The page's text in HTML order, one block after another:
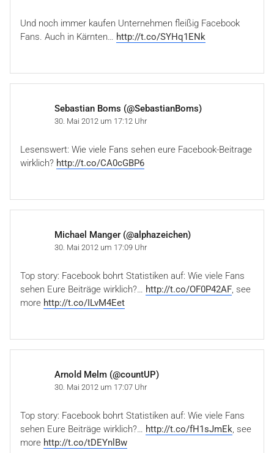
Und noch immer kaufen Unternehmen fleißig Facebook
Fans. Auch in Kärnten… http://t.co/SYHq1ENk
Sebastian Boms (@SebastianBoms)
30. Mai 2012 um 17:12 Uhr
Lesenswert: Wie viele Fans sehen eure Facebook-Beitrage
wirklich? http://t.co/CA0cGBP6
Michael Manger (@alphazeichen)
30. Mai 2012 um 17:09 Uhr
Top story: Facebook bohrt Statistiken auf: Wie viele Fans
sehen Eure Beiträge wirklich?… http://t.co/OF0P42AF, see
more http://t.co/ILvM4Eet
Arnold Melm (@countUP)
30. Mai 2012 um 17:07 Uhr
Top story: Facebook bohrt Statistiken auf: Wie viele Fans
sehen Eure Beiträge wirklich?… http://t.co/fH1sJmEk, see
more http://t.co/tDEYnlBw